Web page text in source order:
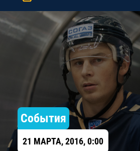
События
21 МАРТА, 2016, 0:00